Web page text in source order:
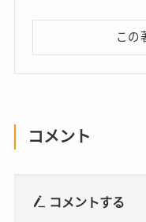
この
コメント
コメントする